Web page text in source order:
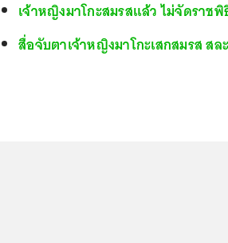
เจ้าหญิงมาโกะสมรสแล้ว ไม่จัดราช
สื่อจับตาเจ้าหญิงมาโกะเสกสมรส ส